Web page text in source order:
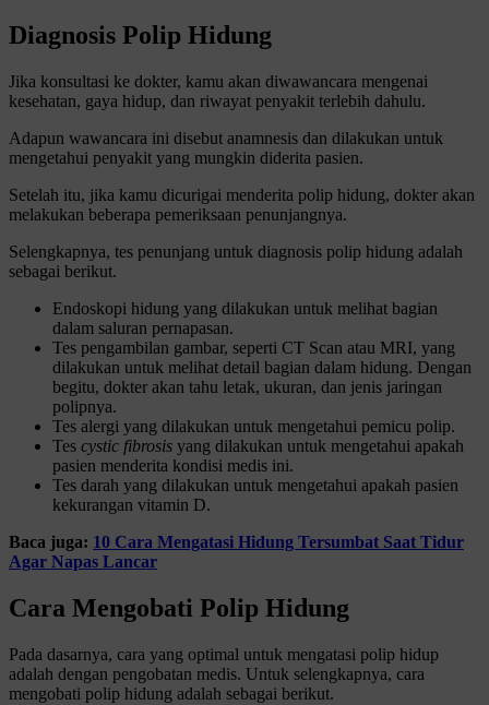
Diagnosis Polip Hidung
Jika konsultasi ke dokter, kamu akan diwawancara mengenai
kesehatan, gaya hidup, dan riwayat penyakit terlebih dahulu.
Adapun wawancara ini disebut anamnesis dan dilakukan untuk
mengetahui penyakit yang mungkin diderita pasien.
Setelah itu, jika kamu dicurigai menderita polip hidung, dokter akan
melakukan beberapa pemeriksaan penunjangnya.
Selengkapnya, tes penunjang untuk diagnosis polip hidung adalah
sebagai berikut.
Endoskopi hidung yang dilakukan untuk melihat bagian
dalam saluran pernapasan.
Tes pengambilan gambar, seperti CT Scan atau MRI, yang
dilakukan untuk melihat detail bagian dalam hidung. Dengan
begitu, dokter akan tahu letak, ukuran, dan jenis jaringan
polipnya.
Tes alergi yang dilakukan untuk mengetahui pemicu polip.
Tes cystic fibrosis yang dilakukan untuk mengetahui apakah
pasien menderita kondisi medis ini.
Tes darah yang dilakukan untuk mengetahui apakah pasien
kekurangan vitamin D.
Baca juga: 10 Cara Mengatasi Hidung Tersumbat Saat Tidur
Agar Napas Lancar
Cara Mengobati Polip Hidung
Pada dasarnya, cara yang optimal untuk mengatasi polip hidup
adalah dengan pengobatan medis. Untuk selengkapnya, cara
mengobati polip hidung adalah sebagai berikut.